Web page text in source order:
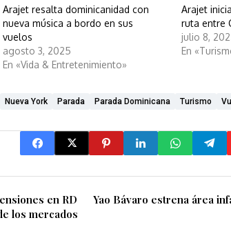
Arajet resalta dominicanidad con
nueva música a bordo en sus
vuelos
agosto 3, 2025
En «Vida & Entretenimiento»
Arajet
ruta entre
julio 8,
En
Nueva York Parada Parada Dominicana Turismo
en RD
los mercados
Yao Bávaro estrena área